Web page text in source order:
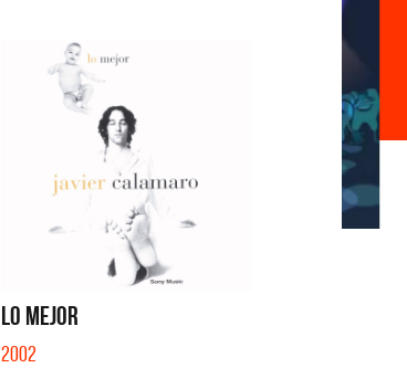
LO MEJOR
2002
La Muela y Sus Amigos
QUE NO SE MUELA LA MUELA - SINGLE
La